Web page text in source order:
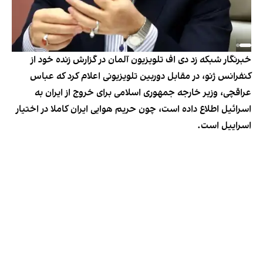
خبرنگار شبکه زد دی اف تلویزیون آلمان در گزارش زنده خود از
کنفرانس ژنو، در مقابل دوربین تلویزیونی اعلام کرد که عباس
عراقچی، وزیر خارجه جمهوری اسلامی برای خروج از ایران به
اسرائیل اطلاع داده است، چون حریم هوایی ایران کاملا در اختیار
اسراییل است.